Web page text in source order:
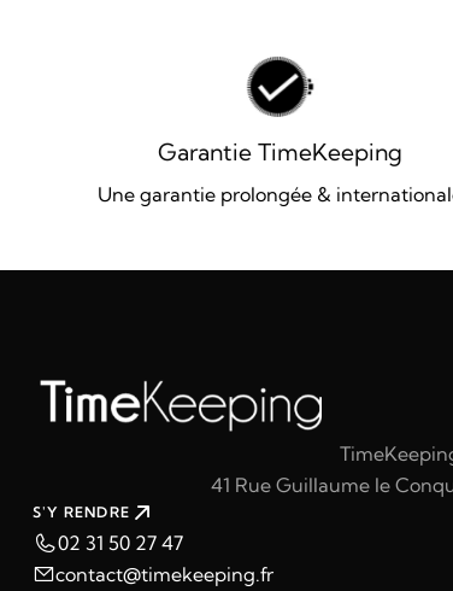
Garantie TimeKeeping
Une garantie prolongée &
41 Rue Guillaume le
S'Y RENDRE
02 31 50 27 47
contact@timekeeping.fr